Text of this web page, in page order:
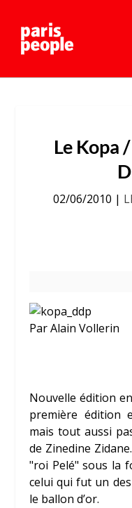
Le Kopa
02/06/2010 |
Par Alain Vollerin
Nouvelle édition
première édition
mais tout aussi
de Zinedine Zidane
"roi Pelé" sous la
celui qui fut un
le ballon d’or.